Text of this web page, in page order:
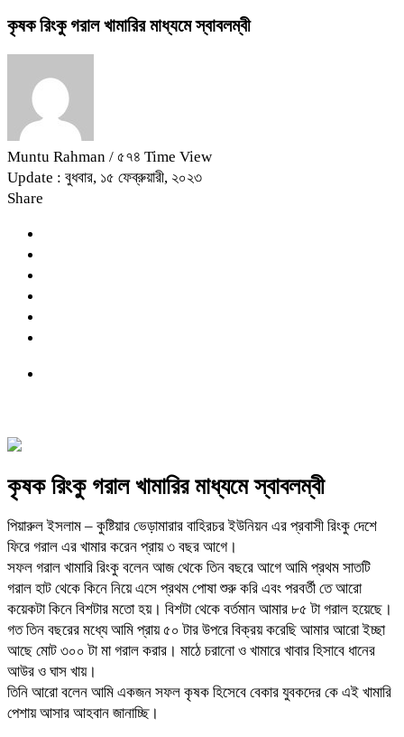
কৃষক রিংকু গরাল খামারির মাধ্যমে স্বাবলম্বী
Muntu Rahman / ৫৭৪ Time View
Update : বুধবার, ১৫ ফেব্রুয়ারী, ২০২৩
Share
কৃষক রিংকু গরাল খামারির মাধ্যমে স্বাবলম্বী
পিয়ারুল ইসলাম – কুষ্টিয়ার ভেড়ামারার বাহিরচর ইউনিয়ন এর প্রবাসী রিংকু দেশে
ফিরে গরাল এর খামার করেন প্রায় ৩ বছর আগে।
সফল গরাল খামারি রিংকু বলেন আজ থেকে তিন বছরে আগে আমি প্রথম সাতটি
গরাল হাট থেকে কিনে নিয়ে এসে প্রথম পোষা শুরু করি এবং পরবর্তী তে আরো
কয়েকটা কিনে বিশটার মতো হয়। বিশটা থেকে বর্তমান আমার ৮৫ টা গরাল হয়েছে।
গত তিন বছরের মধ্যে আমি প্রায় ৫০ টার উপরে বিক্রয় করেছি আমার আরো ইচ্ছা
আছে মোট ৩০০ টা মা গরাল করার। মাঠে চরানো ও খামারে খাবার হিসাবে ধানের
আউর ও ঘাস খায়।
তিনি আরো বলেন আমি একজন সফল কৃষক হিসেবে বেকার যুবকদের কে এই খামারি
পেশায় আসার আহবান জানাচ্ছি।